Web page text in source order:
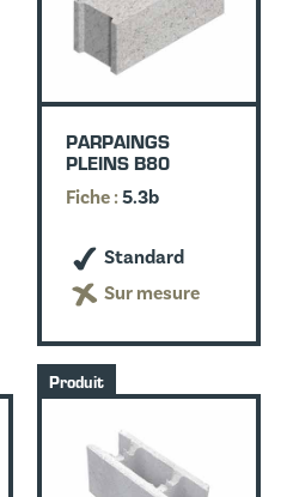
PARPAINGS
PLEINS B80
Fiche :5.3b
Standard
Sur mesure
Produit